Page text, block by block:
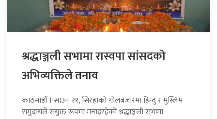
श्रद्धाञ्जली सभामा रास्वपा सांसदको
अभिव्यक्तिले तनाव
काठमाडौँ । साउन २१, सिरहाको गोलबजारमा हिन्दु र मुस्लिम
समुदायले संयुक्त रूपमा मनाइरहेको श्रद्धाञ्जली सभामा